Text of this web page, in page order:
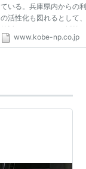
ている。兵庫県内からの
の活性化も図れるとして
検討されてきたが、採算
い。暫定措置として伊丹
www.kobe-np.co.jp